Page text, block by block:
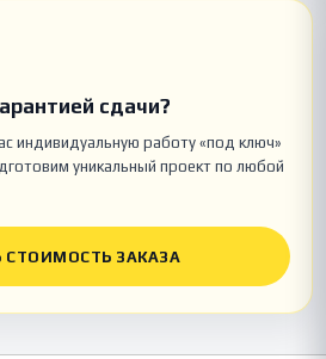
сдачи?
индивидуальную работу «под ключ»
уникальный проект по любой
СТОИМОСТЬ ЗАКАЗА